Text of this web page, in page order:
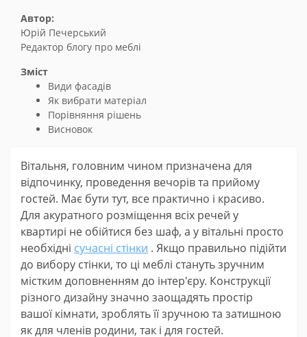
Автор:
Юрій Печерський
Редактор блогу про меблі
Зміст
Види фасадів
Як вибрати матеріал
Порівняння рішень
Висновок
Вітальня, головним чином призначена для
відпочинку, проведення вечорів та прийому
гостей. Має бути тут, все практично і красиво.
Для акуратного розміщення всіх речей у
квартирі не обійтися без шаф, а у вітальні просто
необхідні сучасні стінки . Якщо правильно підійти
до вибору стінки, то ці меблі стануть зручним
містким доповненням до інтер'єру. Конструкції
різного дизайну значно заощадять простір
вашої кімнати, зроблять її зручною та затишною
як для членів родини, так і для гостей.